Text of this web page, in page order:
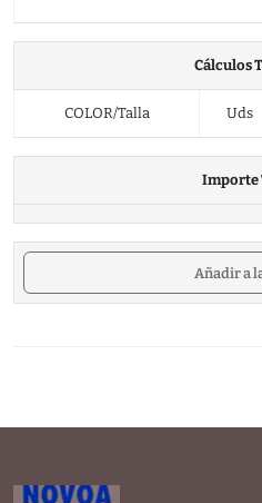
Cálculos
COLOR/Talla Uds
Importe
Añadir a